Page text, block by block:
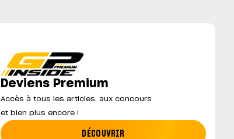
MotoGP : les cinq constructeurs signent un
Deviens Premium
Accès à tous les articles, aux concours
et bien plus encore !
DÉCOUVRIR